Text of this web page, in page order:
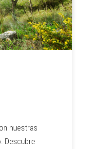
nuestras
Descubre